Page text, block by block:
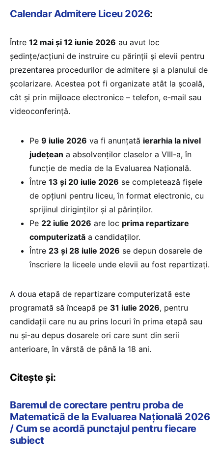
Calendar Admitere Liceu 2026:
Între 12 mai și 12 iunie 2026 au avut loc
ședinţe/acțiuni de instruire cu părinţii şi elevii pentru
prezentarea procedurilor de admitere şi a planului de
școlarizare. Acestea pot fi organizate atât la școală,
cât și prin mijloace electronice – telefon, e-mail sau
videoconferință.
Pe 9 iulie 2026 va fi anunţată ierarhia la nivel
judeţean a absolvenţilor claselor a VIII-a, în
funcție de media de la Evaluarea Națională.
Între 13 și 20 iulie 2026 se completează fișele
de opțiuni pentru liceu, în format electronic, cu
sprijinul diriginților și al părinților.
Pe 22 iulie 2026 are loc prima repartizare
computerizată a candidaților.
Între 23 și 28 iulie 2026 se depun dosarele de
înscriere la liceele unde elevii au fost repartizați.
A doua etapă de repartizare computerizată este
programată să înceapă pe 31 iulie 2026, pentru
candidații care nu au prins locuri în prima etapă sau
nu și-au depus dosarele ori care sunt din serii
anterioare, în vârstă de până la 18 ani.
Citește și:
Baremul de corectare pentru proba de
Matematică de la Evaluarea Națională 2026
/ Cum se acordă punctajul pentru fiecare
subiect